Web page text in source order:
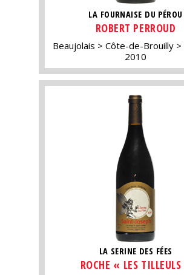
LA FOURNAISE DU PÉROU
ROBERT PERROUD
Beaujolais Côte-de-Brouilly
2010
LA SERINE DES FÉES
ROCHE « LES